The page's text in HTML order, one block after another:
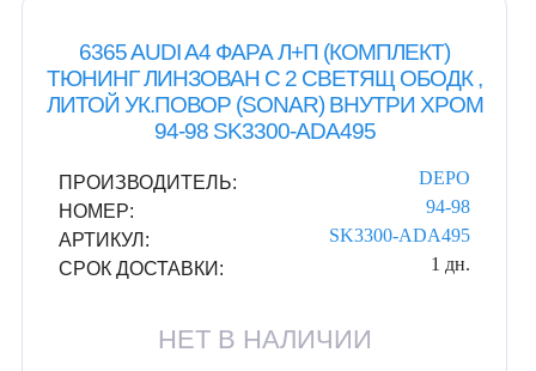
6365 AUDI A4 ФАРА Л+П (КОМПЛЕКТ)
ТЮНИНГ ЛИНЗОВАН С 2 СВЕТЯЩ ОБОДК ,
ЛИТОЙ УК.ПОВОР (SONAR) ВНУТРИ ХРОМ
94-98 SK3300-ADA495
ПРОИЗВОДИТЕЛЬ:
DEPO
НОМЕР:
94-98
АРТИКУЛ:
SK3300-ADA495
СРОК ДОСТАВКИ:
1 дн.
НЕТ В НАЛИЧИИ